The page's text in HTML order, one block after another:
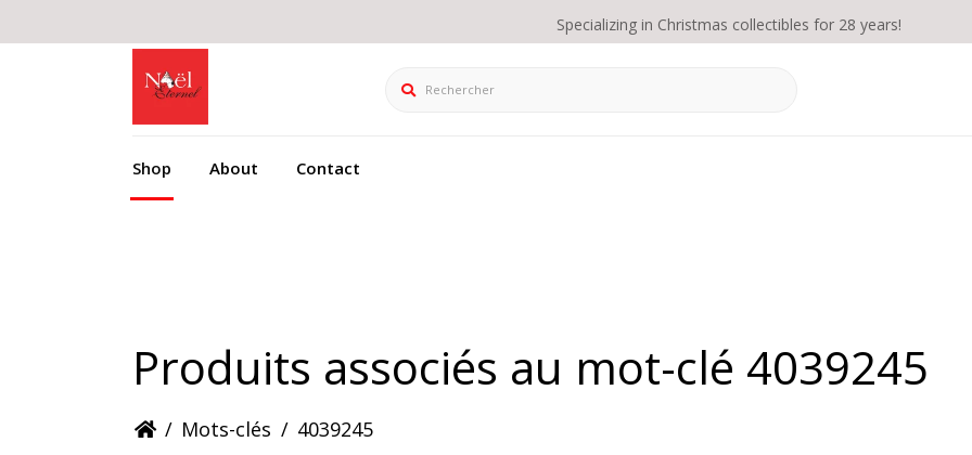
Specializing in Christmas collectibles for 28 years!
Rechercher
Shop About Contact
Produits associés au mot-clé 4039245
/ Mots-clés / 4039245